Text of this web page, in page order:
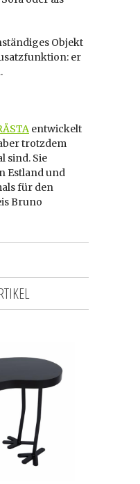
Objekt
er
entwickelt
trotzdem
sind. Sie
Estland und
für den
Bruno